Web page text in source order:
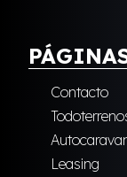
Contacto
Leasing